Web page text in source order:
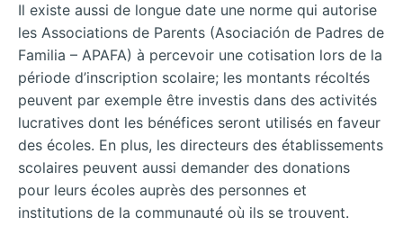
Il existe aussi de longue date une norme qui autorise
les Associations de Parents (Asociación de Padres de
Familia – APAFA) à percevoir une cotisation lors de la
période d’inscription scolaire; les montants récoltés
peuvent par exemple être investis dans des activités
lucratives dont les bénéfices seront utilisés en faveur
des écoles. En plus, les directeurs des établissements
scolaires peuvent aussi demander des donations
pour leurs écoles auprès des personnes et
institutions de la communauté où ils se trouvent.